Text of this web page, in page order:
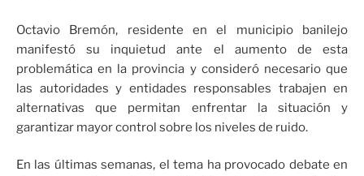
Octavio Bremón, residente en el municipio banilejo
manifestó su inquietud ante el aumento de esta
problemática en la provincia y consideró necesario que
las autoridades y entidades responsables trabajen en
alternativas que permitan enfrentar la situación y
garantizar mayor control sobre los niveles de ruido.
En las últimas semanas, el tema ha provocado debate en